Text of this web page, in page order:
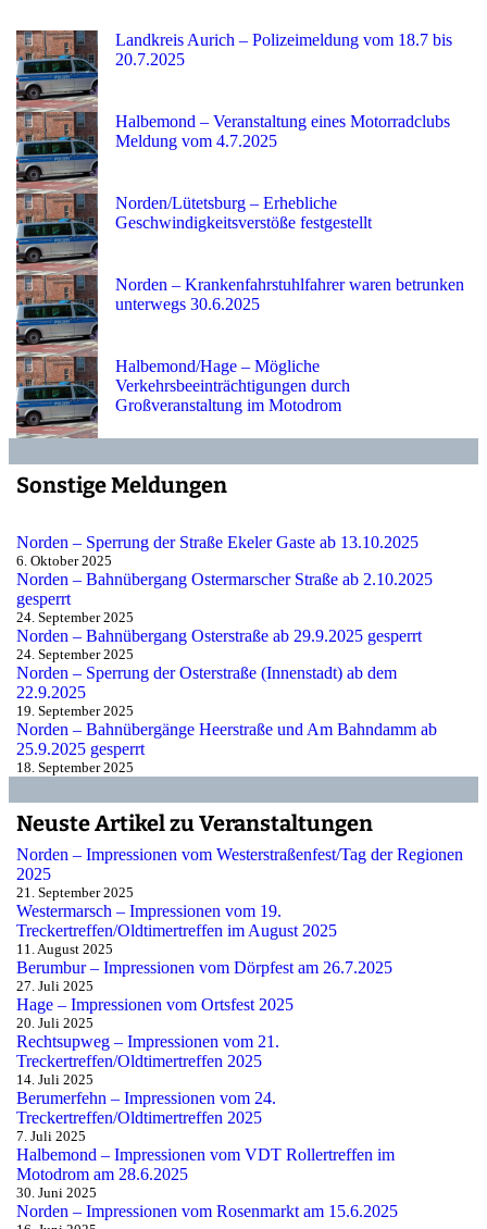
Landkreis Aurich – Polizeimeldung vom 18.7 bis
20.7.2025
Halbemond – Veranstaltung eines Motorradclubs
Meldung vom 4.7.2025
Norden/Lütetsburg – Erhebliche
Geschwindigkeitsverstöße festgestellt
Norden – Krankenfahrstuhlfahrer waren betrunken
unterwegs 30.6.2025
Halbemond/Hage – Mögliche
Verkehrsbeeinträchtigungen durch
Großveranstaltung im Motodrom
Sonstige Meldungen
Norden – Sperrung der Straße Ekeler Gaste ab 13.10.2025
6. Oktober 2025
Norden – Bahnübergang Ostermarscher Straße ab 2.10.2025
gesperrt
24. September 2025
Norden – Bahnübergang Osterstraße ab 29.9.2025 gesperrt
24. September 2025
Norden – Sperrung der Osterstraße (Innenstadt) ab dem
22.9.2025
19. September 2025
Norden – Bahnübergänge Heerstraße und Am Bahndamm ab
25.9.2025 gesperrt
18. September 2025
Neuste Artikel zu Veranstaltungen
Norden – Impressionen vom Westerstraßenfest/Tag der Regionen
2025
21. September 2025
Westermarsch – Impressionen vom 19.
Treckertreffen/Oldtimertreffen im August 2025
11. August 2025
Berumbur – Impressionen vom Dörpfest am 26.7.2025
27. Juli 2025
Hage – Impressionen vom Ortsfest 2025
20. Juli 2025
Rechtsupweg – Impressionen vom 21.
Treckertreffen/Oldtimertreffen 2025
14. Juli 2025
Berumerfehn – Impressionen vom 24.
Treckertreffen/Oldtimertreffen 2025
7. Juli 2025
Halbemond – Impressionen vom VDT Rollertreffen im
Motodrom am 28.6.2025
30. Juni 2025
Norden – Impressionen vom Rosenmarkt am 15.6.2025